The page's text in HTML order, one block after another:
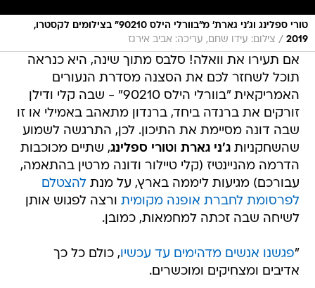
טורי ספלינג וג'ני גארת' מ"בוורלי הילס 90210" בצילומים לקסטרו,
2019
/ צילום: עידו שחם, עריכה: אביב אירגז
אם תעירו את וואלה! סלבס מתוך שינה, היא כנראה
תוכל לשחזר לכם את הסצנה מסדרת הנעורים
האמריקאית "בוורלי הילס 90210" - שבה קלי ודילן
זורקים את ברנדה ביחד, ברנדון מתאהב באמילי או זו
שבה דונה מסיימת את התיכון. לכן, התרגשה לשמוע
שהשחקניותג'ני גארת וטורי ספלינג, שתיים מכוכבות
הדרמה מהניינטיז (קלי טיילור ודונה מרטין בהתאמה,
עבורכם) מגיעות ליממה בארץ, על מנתלהצטלם
לפרסומת לחברת אופנה מקומית ורצה לפגוש אותן
לשיחה שבה זכתה למחמאות, כמובן.
"פגשנו אנשים מדהימים עד עכשיו, כולם כל כך
אדיבים ומצחיקים ומוכשרים.